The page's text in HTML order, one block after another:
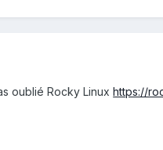
oublié Rocky Linuxhttps://